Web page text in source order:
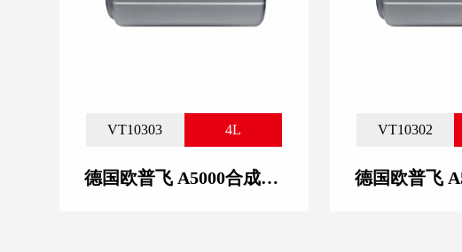
VT10303 4L
德国欧普飞 A5000合成技术润滑油 10W-40
VT10302